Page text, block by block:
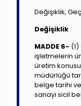
Değişiklik,
Değişiklik
MADDE 6-
işletmelerin
üretim
müdürlüğü
belge tarihi
sanayi sicil